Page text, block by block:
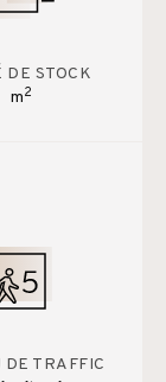
DE STOCK
m2
DE TRAFFIC